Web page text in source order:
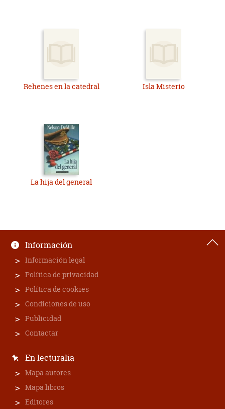
Rehenes en la catedral Isla Misterio
La hija del general
Información
Información legal
Política de privacidad
Política de cookies
Condiciones de uso
Publicidad
Contactar
En lecturalia
Mapa autores
Mapa libros
Editores